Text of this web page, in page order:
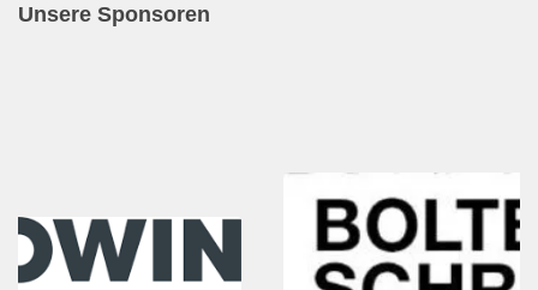
Unsere Sponsoren